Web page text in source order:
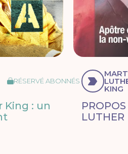
RÉSERVÉ ABONNÉS
King : un
KING
LUTHER